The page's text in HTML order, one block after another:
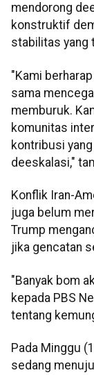
mendorong
konstruktif
stabilitas yang
"Kami
sama
memburuk.
komunitas
kontribusi
deeskalasi,"
Konflik Iran-
juga belum
Trump
jika gencatan
"Banyak bom
kepada PBS
tentang
Pada Minggu
sedang